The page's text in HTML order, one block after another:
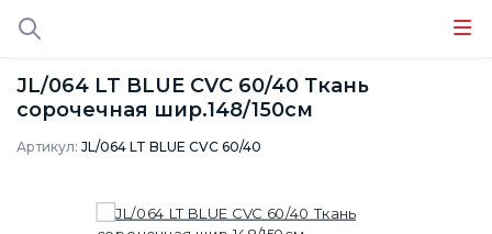
JL/064 LT BLUE CVC 60/40 Ткань
сорочечная шир.148/150см
Артикул: JL/064 LT BLUE CVC 60/40